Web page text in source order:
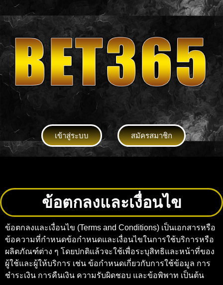
เข้าสู่ระบบ สมัครสมาชิก
ข้อตกลงและเงื่อนไข
ข้อตกลงและเงื่อนไข (Terms and Conditions) เป็นเอกสารหรือ
ข้อความที่กำหนดข้อกำหนดและเงื่อนไขในการใช้บริการหรือ
ผลิตภัณฑ์ต่าง ๆ โดยปกติแล้วจะใช้เพื่อระบุสิทธิและหน้าที่ของ
ผู้ใช้และผู้ให้บริการ เช่น ข้อกำหนดเกี่ยวกับการใช้ข้อมูล การ
ชำระเงิน การคืนเงิน ความรับผิดชอบ และข้อพิพาท เป็นต้น